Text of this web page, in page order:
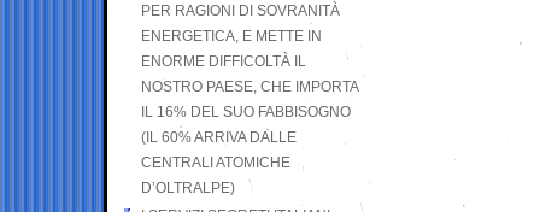
PER RAGIONI DI SOVRANITÀ
ENERGETICA, E METTE IN
ENORME DIFFICOLTÀ IL
NOSTRO PAESE, CHE IMPORTA
IL 16% DEL SUO FABBISOGNO
(IL 60% ARRIVA DALLE
CENTRALI ATOMICHE
D’OLTRALPE)